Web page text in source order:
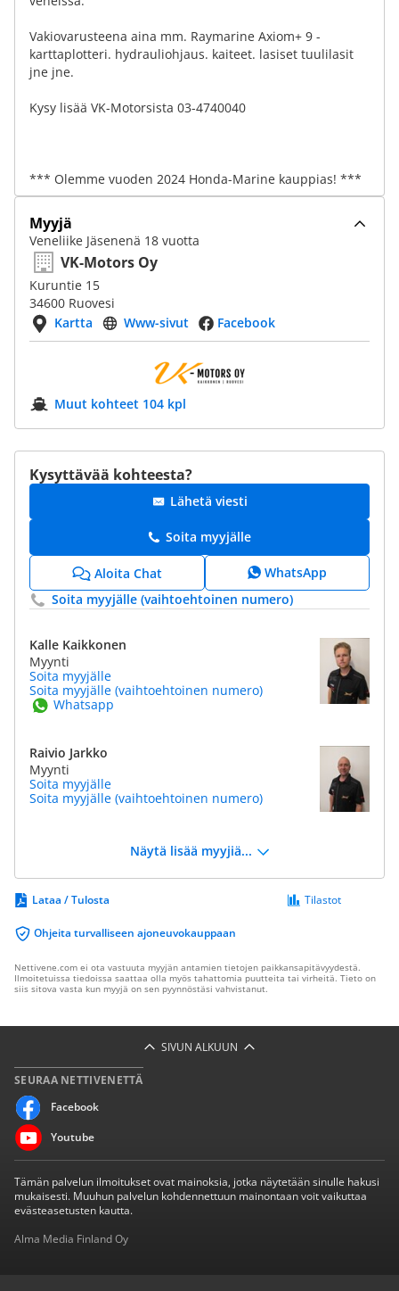
Vakiovarusteena aina mm. Raymarine Axiom+ 9 -
karttaplotteri. hydrauliohjaus. kaiteet. lasiset tuulilasit
jne jne.
Kysy lisää VK-Motorsista 03-4740040
*** Olemme vuoden 2024 Honda-Marine kauppias! ***
Myyjä
Veneliike Jäsenenä 18 vuotta
VK-Motors Oy
Kuruntie 15
34600 Ruovesi
Kartta
Www-sivut Facebook
Muut kohteet 104 kpl
Kysyttävää kohteesta?
Lähetä viesti
Soita myyjälle
Aloita Chat
WhatsApp
Soita myyjälle (vaihtoehtoinen numero)
Kalle Kaikkonen
Myynti
Soita myyjälle
Soita myyjälle (vaihtoehtoinen numero)
Whatsapp
Raivio Jarkko
Myynti
Soita myyjälle
Soita myyjälle (vaihtoehtoinen numero)
Näytä lisää myyjiä...
Lataa / Tulosta
Ohjeita turvalliseen ajoneuvokauppaan
Tilastot
Nettivene.com ei ota vastuuta myyjän antamien tietojen paikkansapitävyydestä.
Ilmoitetuissa tiedoissa saattaa olla myös tahattomia puutteita tai virheitä. Tieto on
siis sitova vasta kun myyjä on sen pyynnöstäsi vahvistanut.
SIVUN ALKUUN
SEURAA NETTIVENETTÄ
Facebook
Youtube
Tämän palvelun ilmoitukset ovat mainoksia, jotka näytetään sinulle hakusi
mukaisesti. Muuhun palvelun kohdennettuun mainontaan voit vaikuttaa
evästeasetusten kautta.
Alma Media Finland Oy